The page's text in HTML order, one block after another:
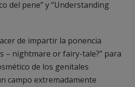
del pene” y “Understanding
de impartir la ponencia
– nightmare or fairy-tale?” para
de los genitales
campo extremadamente